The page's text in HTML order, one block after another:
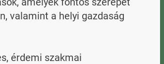
valamint a helyi gazdaság
érdemi szakmai